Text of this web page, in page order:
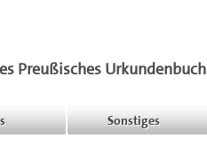
Preußisches Urkundenbuch
Sonstiges